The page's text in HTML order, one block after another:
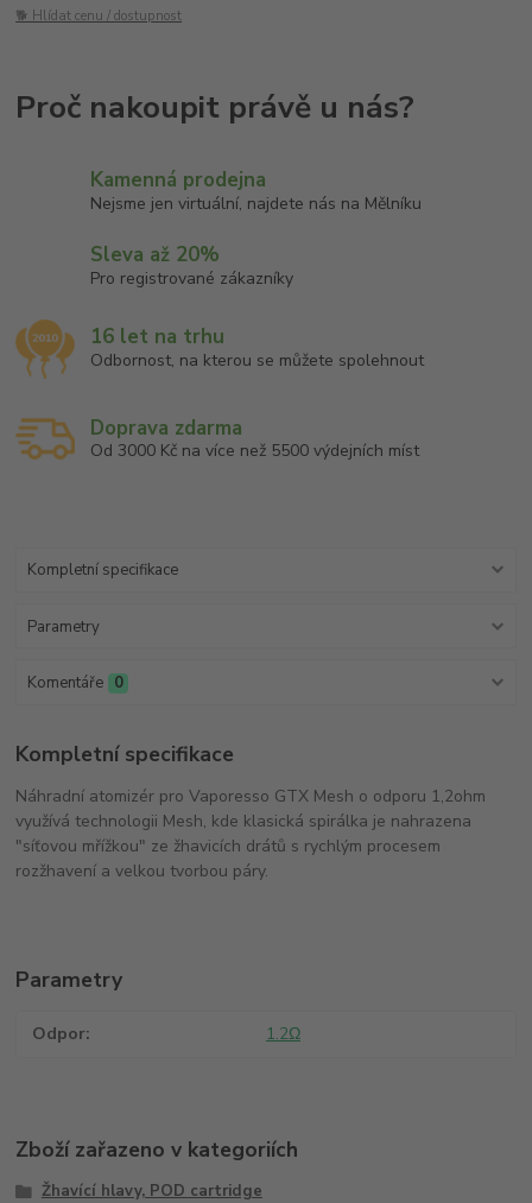
🐕 Hlídat cenu / dostupnost
Kamenná prodejna
Nejsme jen virtuální, najdete nás na Mělníku
Sleva až 20%
Pro registrované zákazníky
16 let na trhu
Odbornost, na kterou se můžete spolehnout
Doprava zdarma
Od 3000 Kč na více než 5500 výdejních míst
Kompletní specifikace
Parametry
Komentáře 0
Kompletní specifikace
Náhradní atomizér pro Vaporesso GTX Mesh o odporu 1,2ohm
využívá technologii Mesh, kde klasická spirálka je nahrazena
"síťovou mřížkou" ze žhavicích drátů s rychlým procesem
rozžhavení a velkou tvorbou páry.
Parametry
Odpor 1.2Ω
Zboží zařazeno v kategoriích
Žhavící hlavy, POD cartridge